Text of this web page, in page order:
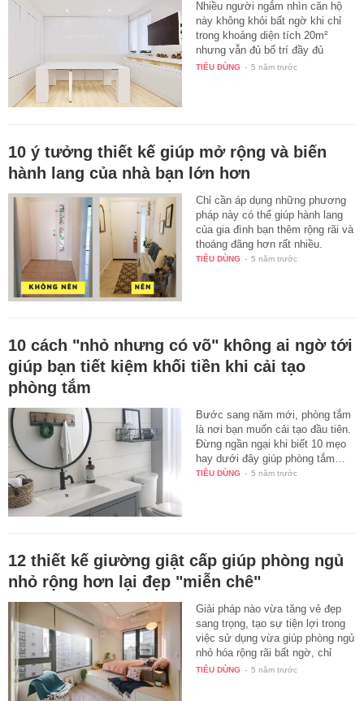
Nhiều người ngắm nhìn căn hộ
này không khỏi bất ngờ khi chỉ
trong khoảng diện tích 20m²
nhưng vẫn đủ bố trí đầy đủ
công…
TIÊU DÙNG - 5 năm trước
10 ý tưởng thiết kế giúp mở rộng và biến
hành lang của nhà bạn lớn hơn
Chỉ cần áp dụng những phương
pháp này có thể giúp hành lang
của gia đình bạn thêm rộng rãi và
thoáng đãng hơn rất nhiều.
TIÊU DÙNG - 5 năm trước
10 cách "nhỏ nhưng có võ" không ai ngờ tới
giúp bạn tiết kiệm khối tiền khi cải tạo
phòng tắm
Bước sang năm mới, phòng tắm
là nơi bạn muốn cải tạo đầu tiên.
Đừng ngần ngại khi biết 10 mẹo
hay dưới đây giúp phòng tắm…
TIÊU DÙNG - 5 năm trước
12 thiết kế giường giật cấp giúp phòng ngủ
nhỏ rộng hơn lại đẹp "miễn chê"
Giải pháp nào vừa tăng vẻ đẹp
sang trọng, tạo sự tiện lợi trong
việc sử dụng vừa giúp phòng ngủ
nhỏ hóa rộng rãi bất ngờ, chỉ
có…
TIÊU DÙNG - 5 năm trước